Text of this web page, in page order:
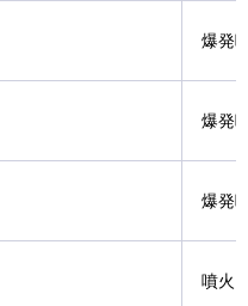
爆発
爆発
爆発
噴火